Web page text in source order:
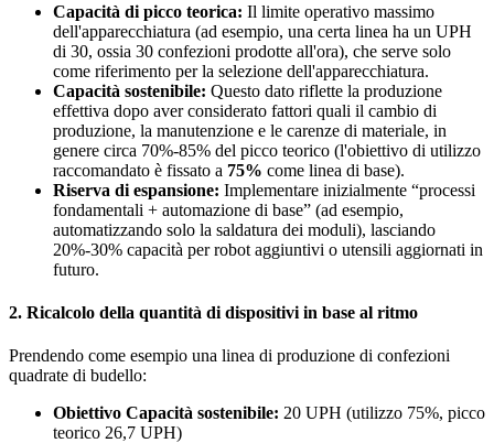
Capacità di picco teorica: Il limite operativo massimo
dell'apparecchiatura (ad esempio, una certa linea ha un UPH
di 30, ossia 30 confezioni prodotte all'ora), che serve solo
come riferimento per la selezione dell'apparecchiatura.
Capacità sostenibile: Questo dato riflette la produzione
effettiva dopo aver considerato fattori quali il cambio di
produzione, la manutenzione e le carenze di materiale, in
genere circa 70%-85% del picco teorico (l'obiettivo di utilizzo
raccomandato è fissato a 75% come linea di base).
Riserva di espansione: Implementare inizialmente “processi
fondamentali + automazione di base” (ad esempio,
automatizzando solo la saldatura dei moduli), lasciando
20%-30% capacità per robot aggiuntivi o utensili aggiornati in
futuro.
2. Ricalcolo della quantità di dispositivi in base al ritmo
Prendendo come esempio una linea di produzione di confezioni
quadrate di budello:
Obiettivo Capacità sostenibile: 20 UPH (utilizzo 75%, picco
teorico 26,7 UPH)